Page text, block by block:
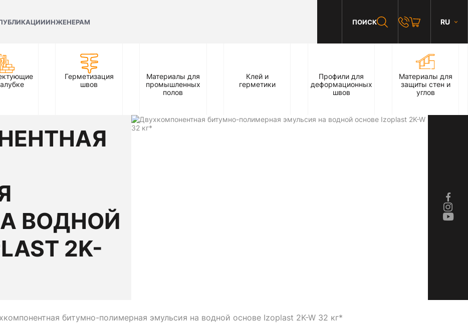
ИНЖЕНЕРАМ ПОИСК RU
Герметизация
швов
Материалы для
промышленных
полов
Клей и
герметики
Профили для
деформационных
швов
Материалы для
защиты стен и
углов
ВОДНОЙ
2K-
битумно-полимерная эмульсия на водной основе Izoplast 2K-W 32 кг*